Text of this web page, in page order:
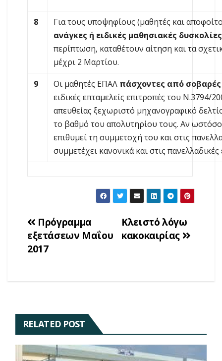
8
Για τους υποψηφίους (μαθητές και
ανάγκες ή ειδικές μαθησιακές δυσκολίες
περίπτωση, καταθέτουν αίτηση και τα
μέχρι 2 Μαρτίου.
9
Οι μαθητές ΕΠΑΛ πάσχοντες από
ειδικές επταμελείς επιτροπές του Ν.3794/
απευθείας ξεχωριστό μηχανογραφικό
το βαθμό του απολυτηρίου τους. Αν
επιθυμεί τη συμμετοχή του και στις
συμμετέχει κανονικά και στις πανελλαδικές
Πλοήγηση
άρθρων
Κλειστό λόγω
κακοκαιρίας
Πρόγραμμα
εξετάσεων Μαΐου
2017
RELATED POST